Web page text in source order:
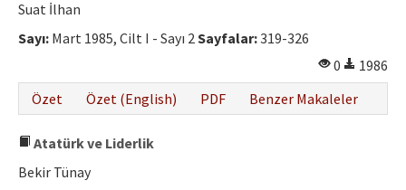
Suat İlhan
Sayı: Mart 1985, Cilt I - Sayı 2Sayfalar:319-326
0
1986
Özet
Özet (English) PDF Benzer Makaleler
Atatürk ve Liderlik
Bekir Tünay